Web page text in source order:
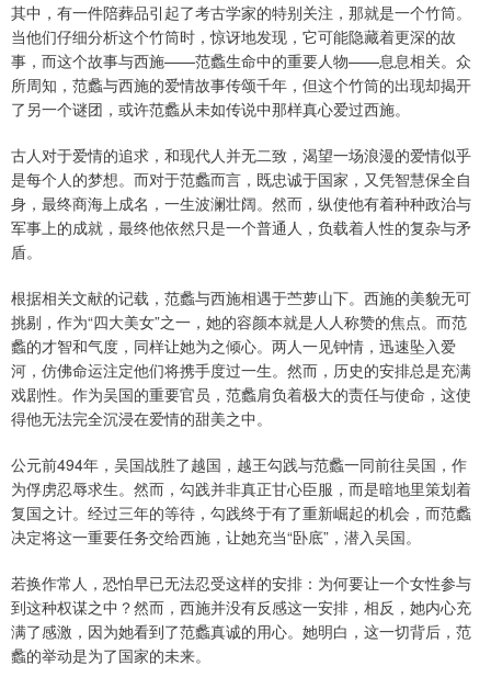
其中，有一件陪葬品引起了考古学家的特别关注，那就是一个竹筒。
当他们仔细分析这个竹筒时，惊讶地发现，它可能隐藏着更深的故
事，而这个故事与西施——范蠡生命中的重要人物——息息相关。众
所周知，范蠡与西施的爱情故事传颂千年，但这个竹筒的出现却揭开
了另一个谜团，或许范蠡从未如传说中那样真心爱过西施。
古人对于爱情的追求，和现代人并无二致，渴望一场浪漫的爱情似乎
是每个人的梦想。而对于范蠡而言，既忠诚于国家，又凭智慧保全自
身，最终商海上成名，一生波澜壮阔。然而，纵使他有着种种政治与
军事上的成就，最终他依然只是一个普通人，负载着人性的复杂与矛
盾。
根据相关文献的记载，范蠡与西施相遇于苎萝山下。西施的美貌无可
挑剔，作为“四大美女”之一，她的容颜本就是人人称赞的焦点。而范
蠡的才智和气度，同样让她为之倾心。两人一见钟情，迅速坠入爱
河，仿佛命运注定他们将携手度过一生。然而，历史的安排总是充满
戏剧性。作为吴国的重要官员，范蠡肩负着极大的责任与使命，这使
得他无法完全沉浸在爱情的甜美之中。
公元前494年，吴国战胜了越国，越王勾践与范蠡一同前往吴国，作
为俘虏忍辱求生。然而，勾践并非真正甘心臣服，而是暗地里策划着
复国之计。经过三年的等待，勾践终于有了重新崛起的机会，而范蠡
决定将这一重要任务交给西施，让她充当“卧底”，潜入吴国。
若换作常人，恐怕早已无法忍受这样的安排：为何要让一个女性参与
到这种权谋之中？然而，西施并没有反感这一安排，相反，她内心充
满了感激，因为她看到了范蠡真诚的用心。她明白，这一切背后，范
蠡的举动是为了国家的未来。